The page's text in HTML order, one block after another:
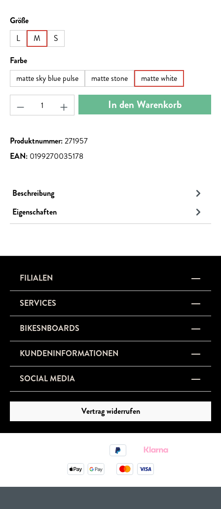
Größeauswählen
L
M
S
Farbeauswählen
matte sky blue pulse
matte stone matte white
Produkt Anzahl: Gib den gewünschten Wert ein
In den Warenkorb
Produktnummer:271957
EAN: 0199270035178
Beschreibung
Eigenschaften
FILIALEN
SERVICES
BIKESNBOARDS
KUNDENINFORMATIONEN
SOCIAL MEDIA
Vertrag widerrufen